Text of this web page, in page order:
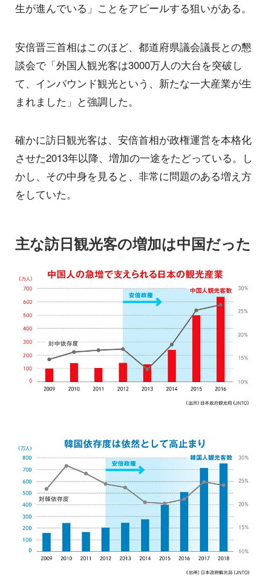
生が進んでいる」ことをアピールする狙いがある。
安倍晋三首相はこのほど、都道府県議会議長との懇
談会で「外国人観光客は3000万人の大台を突破し
て、インバウンド観光という、新たな一大産業が生
まれました」と強調した。
確かに訪日観光客は、安倍首相が政権運営を本格化
させた2013年以降、増加の一途をたどっている。し
かし、その中身を見ると、非常に問題のある増え方
をしていた。
主な訪日観光客の増加は中国だった